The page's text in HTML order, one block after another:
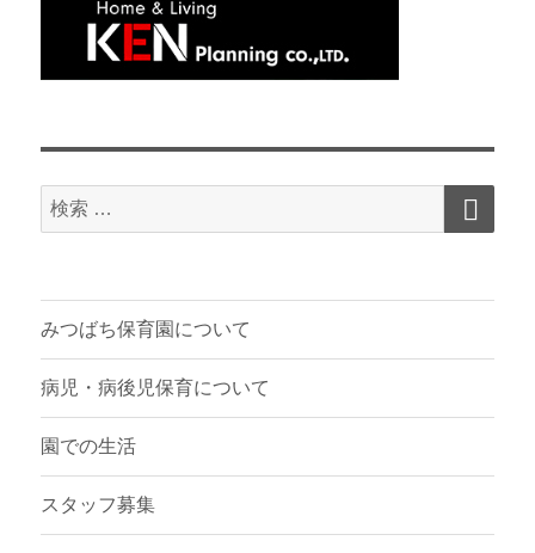
検
索
象:
検
みつばち保育園について
病児・病後児保育について
園での生活
スタッフ募集